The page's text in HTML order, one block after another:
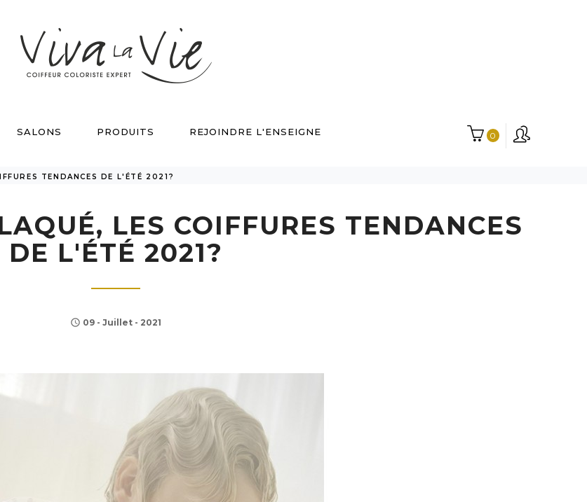
0
SALONS PRODUITS REJOINDRE L'ENSEIGNE
TENDANCES DE L'ÉTÉ 2021?
LES COIFFURES TENDANCES
DE L'ÉTÉ 2021?
 09 - Juillet - 2021